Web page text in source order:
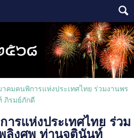
คมคนพิการแห่งประเทศไทย ร่วมงานพร
ภิรมย์ภักดี
รแห่งประเทศไทย ร่วม
ลิงศพ​ ท่านจุตินันท์